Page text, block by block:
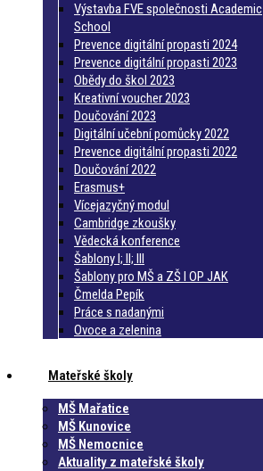
Výstavba FVE společnosti Academic
School
Prevence digitální propasti 2024
Prevence digitální propasti 2023
Obědy do škol 2023
Kreativní voucher 2023
Doučování 2023
Digitální učební pomůcky 2022
Prevence digitální propasti 2022
Doučování 2022
Erasmus+
Vícejazyčný modul
Cambridge zkoušky
Vědecká konference
Šablony I; II; III
Šablony pro MŠ a ZŠ I OP JAK
Čmelda Pepík
Práce s nadanými
Ovoce a zelenina
Mateřské školy
MŠ Mařatice
MŠ Kunovice
MŠ Nemocnice
Aktuality z mateřské školy